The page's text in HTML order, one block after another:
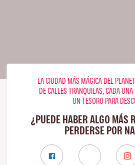
LA CIUDAD MÁS MÁGICA DEL
DE CALLES TRANQUILAS, CADA
UN TESORO PARA
¿PUEDE HABER ALGO MÁS
PERDERSE POR